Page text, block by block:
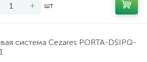
+ шт
система Cezares PORTA-DSIPQ-